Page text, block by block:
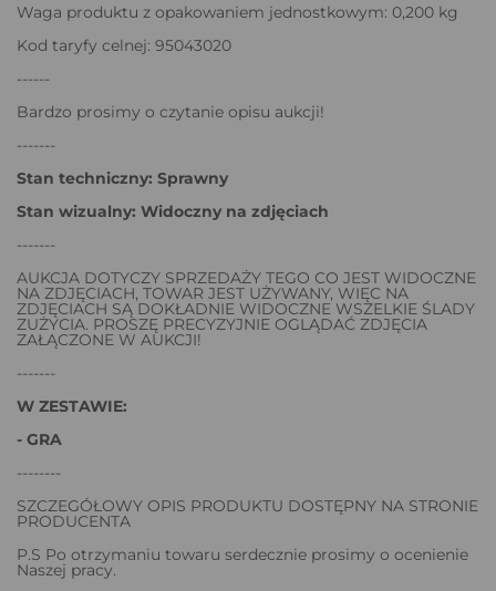
Waga produktu z opakowaniem jednostkowym: 0,200 kg
Kod taryfy celnej: 95043020
------
Bardzo prosimy o czytanie opisu aukcji!
-------
Stan techniczny: Sprawny
Stan wizualny: Widoczny na zdjęciach
-------
AUKCJA DOTYCZY SPRZEDAŻY TEGO CO JEST WIDOCZNE
NA ZDJĘCIACH, TOWAR JEST UŻYWANY, WIĘC NA
ZDJĘCIACH SĄ DOKŁADNIE WIDOCZNE WSZELKIE ŚLADY
ZUŻYCIA. PROSZĘ PRECYZYJNIE OGLĄDAĆ ZDJĘCIA
ZAŁĄCZONE W AUKCJI!
-------
W ZESTAWIE:
- GRA
--------
SZCZEGÓŁOWY OPIS PRODUKTU DOSTĘPNY NA STRONIE
PRODUCENTA
P.S Po otrzymaniu towaru serdecznie prosimy o ocenienie
Naszej pracy.